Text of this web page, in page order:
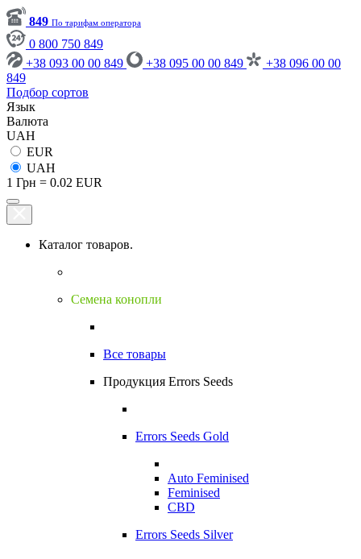
849 По тарифам оператора
0 800 750 849
+38 093 00 00 849
+38 095 00 00 849
+38 096 00 00
849
Подбор сортов
Язык
Валюта
UAH
EUR
UAH
1 Грн = 0.02 EUR
Каталог товаров.
Семена конопли
Все товары
Продукция Errors Seeds
Errors Seeds Gold
Auto Feminised
Feminised
CBD
Errors Seeds Silver